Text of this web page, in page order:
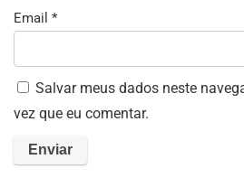
Email *
Salvar meus dados neste
vez que eu comentar.